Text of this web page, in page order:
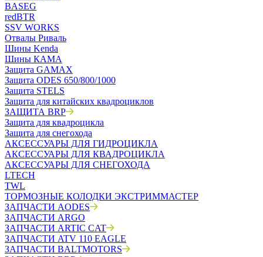
BASEG
redBTR
SSV WORKS
Отвалы Риваль
Шины Kenda
Шины КАМА
Защита GAMAX
Защита ODES 650/800/1000
Защита STELS
Защита для китайских квадроциклов
ЗАЩИТА BRP
Защита для квадроцикла
Защита для снегохода
АКСЕССУАРЫ ДЛЯ ГИДРОЦИКЛА
АКСЕССУАРЫ ДЛЯ КВАДРОЦИКЛА
АКСЕССУАРЫ ДЛЯ СНЕГОХОДА
LTECH
TWL
ТОРМОЗНЫЕ КОЛОДКИ ЭКСТРИММАСТЕР
ЗАПЧАСТИ AODES
ЗАПЧАСТИ ARGO
ЗАПЧАСТИ ARTIC CAT
ЗАПЧАСТИ ATV 110 EAGLE
ЗАПЧАСТИ BALTMOTORS